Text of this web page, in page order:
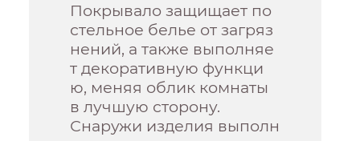
Покрывало защищает по
стельное белье от загряз
нений, а также выполняе
т декоративную функци
ю, меняя облик комнаты
в лучшую сторону.
Снаружи изделия выполн